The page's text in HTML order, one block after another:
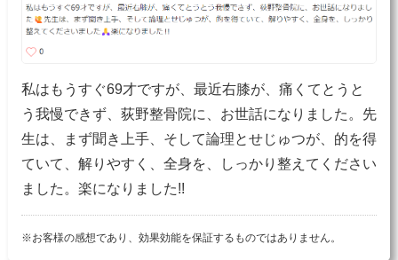
私はもうすぐ69才ですが、最近右膝が、痛くてとうと
う我慢できず、荻野整骨院に、お世話になりました。先
生は、まず聞き上手、そして論理とせじゅつが、的を得
ていて、解りやすく、全身を、しっかり整えてください
ました。楽になりました!!
※お客様の感想であり、効果効能を保証するものではありません。